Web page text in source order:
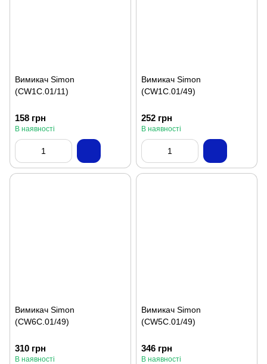
Вимикач Simon
(CW1C.01/11)
158 грн
В наявності
Вимикач Simon
(CW1C.01/49)
252 грн
В наявності
Вимикач Simon
(CW6C.01/49)
310 грн
В наявності
Вимикач Simon
(CW5C.01/49)
346 грн
В наявності